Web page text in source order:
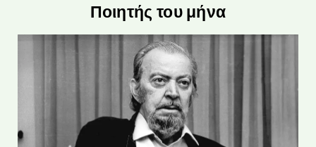
Ποιητής του μήνα